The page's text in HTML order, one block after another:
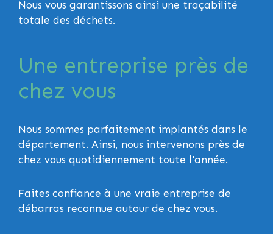
Nous vous garantissons ainsi une traçabilité
totale des déchets.
Une entreprise près de
chez vous
Nous sommes parfaitement implantés dans le
département. Ainsi, nous intervenons près de
chez vous quotidiennement toute l'année.
Faites confiance à une vraie entreprise de
débarras reconnue autour de chez vous.